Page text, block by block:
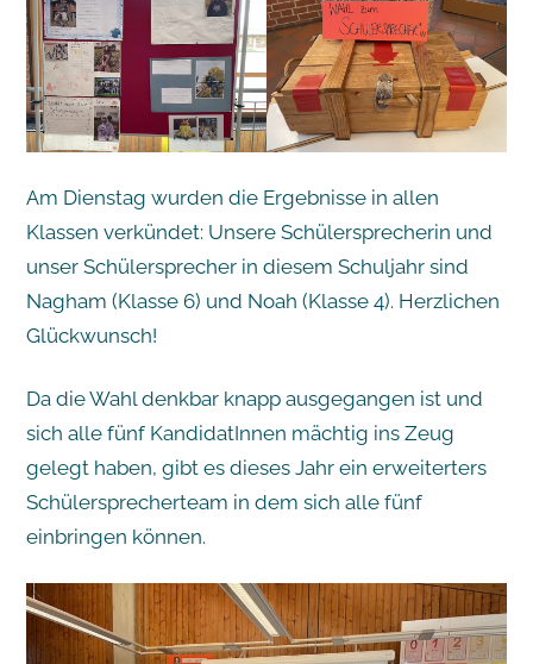
Am Dienstag wurden die Ergebnisse in allen
Klassen verkündet: Unsere Schülersprecherin und
unser Schülersprecher in diesem Schuljahr sind
Nagham (Klasse 6) und Noah (Klasse 4). Herzlichen
Glückwunsch!
Da die Wahl denkbar knapp ausgegangen ist und
sich alle fünf KandidatInnen mächtig ins Zeug
gelegt haben, gibt es dieses Jahr ein erweiterters
Schülersprecherteam in dem sich alle fünf
einbringen können.